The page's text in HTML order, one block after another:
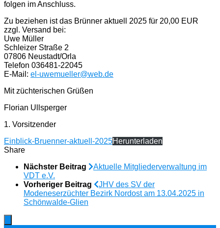
folgen im Anschluss.
Zu beziehen ist das Brünner aktuell 2025 für 20,00 EUR
zzgl. Versand bei:
Uwe Müller
Schleizer Straße 2
07806 Neustadt/Orla
Telefon 036481-22045
E-Mail: el-uwemueller@web.de
Mit züchterischen Grüßen
Florian Ullsperger
1. Vorsitzender
Einblick-Bruenner-aktuell-2025Herunterladen
Share
Nächster Beitrag
Aktuelle Mitgliederverwaltung im
VDT e.V.
Vorheriger Beitrag
JHV des SV der
Modeneserzüchter Bezirk Nordost am 13.04.2025 in
Schönwalde-Glien